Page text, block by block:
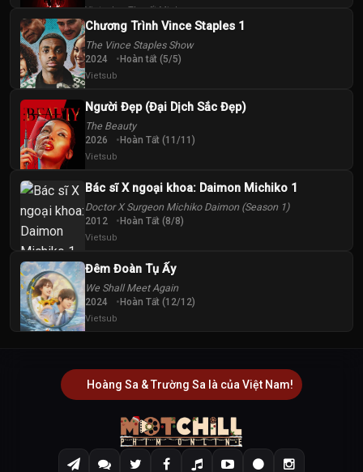
Vietsub + Thuyết Minh
Chương Trình Vince Staples 1
The Vince Staples Show
2024 Hoàn tất (5/5)
Vietsub
Người Đẹp (Đại Dịch Sắc Đẹp)
The Beauty
2026 Hoàn Tất (11/11)
Vietsub
Bác sĩ X ngoại khoa: Daimon Michiko 1
Doctor X Surgeon Michiko Daimon (Season 1)
2012 Hoàn Tất (8/8)
Vietsub
Đêm Đoàn Tụ Ấy
We Shall Meet Again
2024 Hoàn Tất (12/12)
Vietsub
Hoàng Sa & Trường Sa là của Việt Nam!